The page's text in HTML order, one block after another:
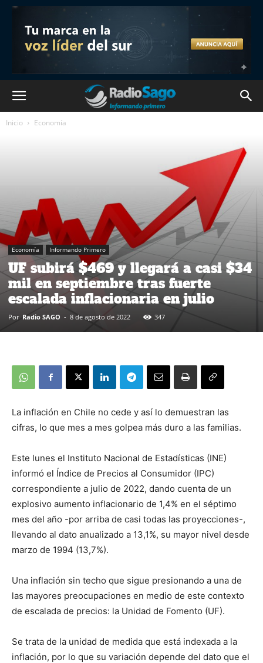
Inicio Economía
Economía Informando Primero
UF subirá $469 y llegará a casi $34
mil en septiembre tras fuerte
escalada inflacionaria en julio
Por Radio SAGO - 8 de agosto de 2022 347
La inflación en Chile no cede y así lo demuestran las
cifras, lo que mes a mes golpea más duro a las familias.
Este lunes el Instituto Nacional de Estadísticas (INE)
informó el Índice de Precios al Consumidor (IPC)
correspondiente a julio de 2022, dando cuenta de un
explosivo aumento inflacionario de 1,4% en el séptimo
mes del año -por arriba de casi todas las proyecciones-,
llevando al dato anualizado a 13,1%, su mayor nivel desde
marzo de 1994 (13,7%).
Una inflación sin techo que sigue presionando a una de
las mayores preocupaciones en medio de este contexto
de escalada de precios: la Unidad de Fomento (UF).
Se trata de la unidad de medida que está indexada a la
inflación, por lo que su variación depende del dato que el